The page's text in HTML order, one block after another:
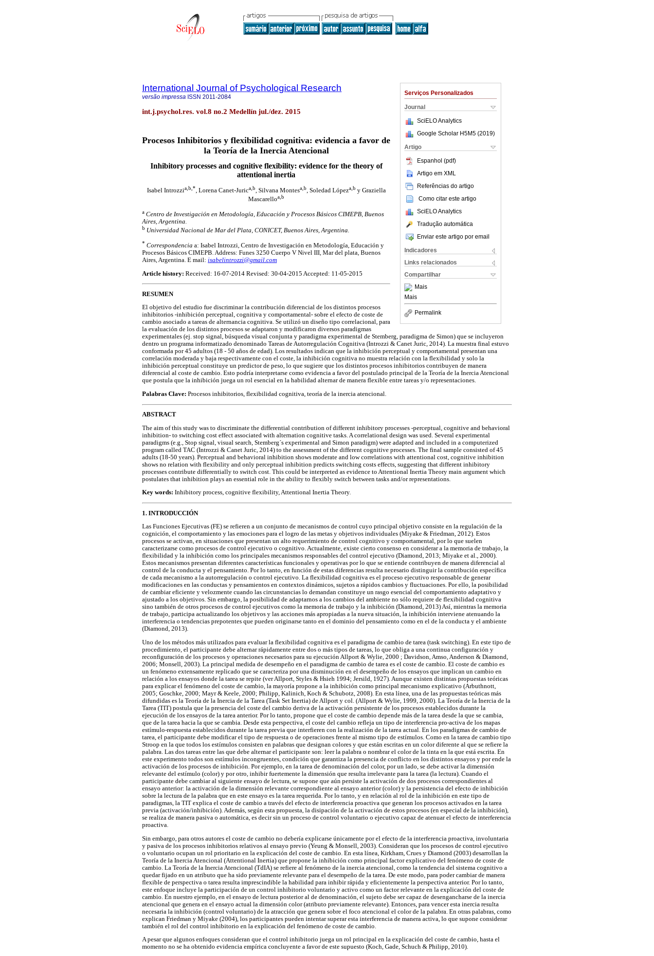
Serviços Personalizados
Journal
SciELO Analytics
Google Scholar H5M5 (2019)
Artigo
Espanhol (pdf)
Artigo em XML
Referências do artigo
Como citar este artigo
SciELO Analytics
Tradução automática
Enviar este artigo por email
Indicadores
Links relacionados
Compartilhar
Mais
Mais
Permalink
International Journal of Psychological Research
versão impressa ISSN 2011-2084
int.j.psychol.res. vol.8 no.2 Medellín jul./dez. 2015
Procesos Inhibitorios y flexibilidad cognitiva: evidencia a favor de
la Teoría de la Inercia Atencional
Inhibitory processes and cognitive flexibility: evidence for the theory of
attentional inertia
Isabel Introzzia,b,*, Lorena Canet-Jurica,b, Silvana Montesa,b, Soledad Lópeza,b y Graziella
Mascarelloa,b
a Centro de Investigación en Metodología, Educación y Procesos Básicos CIMEPB, Buenos
Aires, Argentina.
b Universidad Nacional de Mar del Plata, CONICET, Buenos Aires, Argentina.
* Correspondencia a: Isabel Introzzi, Centro de Investigación en Metodología, Educación y
Procesos Básicos CIMEPB. Address: Funes 3250 Cuerpo V Nivel III, Mar del plata, Buenos
Aires, Argentina. E mail: isabelintrozzi@gmail.com
Article history: Received: 16-07-2014 Revised: 30-04-2015 Accepted: 11-05-2015
RESUMEN
El objetivo del estudio fue discriminar la contribución diferencial de los distintos procesos
inhibitorios -inhibición perceptual, cognitiva y comportamental- sobre el efecto de coste de
cambio asociado a tareas de alternancia cognitiva. Se utilizó un diseño tipo correlacional, para
la evaluación de los distintos procesos se adaptaron y modificaron diversos paradigmas
experimentales (ej. stop signal, búsqueda visual conjunta y paradigma experimental de Stemberg, paradigma de Simon) que se incluyeron
dentro un programa informatizado denominado Tareas de Autorregulación Cognitiva (Introzzi & Canet Juric, 2014). La muestra final estuvo
conformada por 45 adultos (18 - 50 años de edad). Los resultados indican que la inhibición perceptual y comportamental presentan una
correlación moderada y baja respectivamente con el coste, la inhibición cognitiva no muestra relación con la flexibilidad y solo la
inhibición perceptual constituye un predictor de peso, lo que sugiere que los distintos procesos inhibitorios contribuyen de manera
diferencial al coste de cambio. Esto podría interpretarse como evidencia a favor del postulado principal de la Teoría de la Inercia Atencional
que postula que la inhibición juega un rol esencial en la habilidad alternar de manera flexible entre tareas y/o representaciones.
Palabras Clave: Procesos inhibitorios, flexibilidad cognitiva, teoría de la inercia atencional.
ABSTRACT
The aim of this study was to discriminate the differential contribution of different inhibitory processes -perceptual, cognitive and behavioral
inhibition- to switching cost effect associated with alternation cognitive tasks. A correlational design was used. Several experimental
paradigms (e.g., Stop signal, visual search, Stemberg´s experimental and Simon paradigm) were adapted and included in a computerized
program called TAC (Introzzi & Canet Juric, 2014) to the assessment of the different cognitive processes. The final sample consisted of 45
adults (18-50 years). Perceptual and behavioral inhibition shows moderate and low correlations with attentional cost, cognitive inhibition
shows no relation with flexibility and only perceptual inhibition predicts switching costs effects, suggesting that different inhibitory
processes contribute differentially to switch cost. This could be interpreted as evidence to Attentional Inertia Theory main argument which
postulates that inhibition plays an essential role in the ability to flexibly switch between tasks and/or representations.
Key words: Inhibitory process, cognitive flexibility, Attentional Inertia Theory.
1. INTRODUCCIÓN
Las Funciones Ejecutivas (FE) se refieren a un conjunto de mecanismos de control cuyo principal objetivo consiste en la regulación de la
cognición, el comportamiento y las emociones para el logro de las metas y objetivos individuales (Miyake & Friedman, 2012). Estos
procesos se activan, en situaciones que presentan un alto requerimiento de control cognitivo y comportamental, por lo que suelen
caracterizarse como procesos de control ejecutivo o cognitivo. Actualmente, existe cierto consenso en considerar a la memoria de trabajo, la
flexibilidad y la inhibición como los principales mecanismos responsables del control ejecutivo (Diamond, 2013; Miyake et al., 2000).
Estos mecanismos presentan diferentes características funcionales y operativas por lo que se entiende contribuyen de manera diferencial al
control de la conducta y el pensamiento. Por lo tanto, en función de estas diferencias resulta necesario distinguir la contribución específica
de cada mecanismo a la autorregulación o control ejecutivo. La flexibilidad cognitiva es el proceso ejecutivo responsable de generar
modificaciones en las conductas y pensamientos en contextos dinámicos, sujetos a rápidos cambios y fluctuaciones. Por ello, la posibilidad
de cambiar eficiente y velozmente cuando las circunstancias lo demandan constituye un rasgo esencial del comportamiento adaptativo y
ajustado a los objetivos. Sin embargo, la posibilidad de adaptarnos a los cambios del ambiente no sólo requiere de flexibilidad cognitiva
sino también de otros procesos de control ejecutivos como la memoria de trabajo y la inhibición (Diamond, 2013) Así, mientras la memoria
de trabajo, participa actualizando los objetivos y las acciones más apropiadas a la nueva situación, la inhibición interviene atenuando la
interferencia o tendencias prepotentes que pueden originarse tanto en el dominio del pensamiento como en el de la conducta y el ambiente
(Diamond, 2013).
Uno de los métodos más utilizados para evaluar la flexibilidad cognitiva es el paradigma de cambio de tarea (task switching). En este tipo de
procedimiento, el participante debe alternar rápidamente entre dos o más tipos de tareas, lo que obliga a una continua configuración y
reconfiguración de los procesos y operaciones necesarios para su ejecución Allport & Wylie, 2000 ; Davidson, Amso, Anderson & Diamond,
2006; Monsell, 2003). La principal medida de desempeño en el paradigma de cambio de tarea es el coste de cambio. El coste de cambio es
un fenómeno extensamente replicado que se caracteriza por una disminución en el desempeño de los ensayos que implican un cambio en
relación a los ensayos donde la tarea se repite (ver Allport, Styles & Hsieh 1994; Jersild, 1927). Aunque existen distintas propuestas teóricas
para explicar el fenómeno del coste de cambio, la mayoría propone a la inhibición como principal mecanismo explicativo (Arbuthnott,
2005; Goschke, 2000; Mayr & Keele, 2000; Philipp, Kalinich, Koch & Schubotz, 2008). En esta línea, una de las propuestas teóricas más
difundidas es la Teoría de la Inercia de la Tarea (Task Set Inertia) de Allport y col. (Allport & Wylie, 1999, 2000). La Teoría de la Inercia de la
Tarea (TIT) postula que la presencia del coste del cambio deriva de la activación persistente de los procesos establecidos durante la
ejecución de los ensayos de la tarea anterior. Por lo tanto, propone que el coste de cambio depende más de la tarea desde la que se cambia,
que de la tarea hacia la que se cambia. Desde esta perspectiva, el coste del cambio refleja un tipo de interferencia pro-activa de los mapas
estímulo-respuesta establecidos durante la tarea previa que interfieren con la realización de la tarea actual. En los paradigmas de cambio de
tarea, el participante debe modificar el tipo de respuesta o de operaciones frente al mismo tipo de estímulos. Como en la tarea de cambio tipo
Stroop en la que todos los estímulos consisten en palabras que designan colores y que están escritas en un color diferente al que se refiere la
palabra. Las dos tareas entre las que debe alternar el participante son: leer la palabra o nombrar el color de la tinta en la que está escrita. En
este experimento todos son estímulos incongruentes, condición que garantiza la presencia de conflicto en los distintos ensayos y por ende la
activación de los procesos de inhibición. Por ejemplo, en la tarea de denominación del color, por un lado, se debe activar la dimensión
relevante del estímulo (color) y por otro, inhibir fuertemente la dimensión que resulta irrelevante para la tarea (la lectura). Cuando el
participante debe cambiar al siguiente ensayo de lectura, se supone que aún persiste la activación de dos procesos correspondientes al
ensayo anterior: la activación de la dimensión relevante correspondiente al ensayo anterior (color) y la persistencia del efecto de inhibición
sobre la lectura de la palabra que en este ensayo es la tarea requerida. Por lo tanto, y en relación al rol de la inhibición en este tipo de
paradigmas, la TIT explica el coste de cambio a través del efecto de interferencia proactiva que generan los procesos activados en la tarea
previa (activación/inhibición). Además, según esta propuesta, la disipación de la activación de estos procesos (en especial de la inhibición),
se realiza de manera pasiva o automática, es decir sin un proceso de control voluntario o ejecutivo capaz de atenuar el efecto de interferencia
proactiva.
Sin embargo, para otros autores el coste de cambio no debería explicarse únicamente por el efecto de la interferencia proactiva, involuntaria
y pasiva de los procesos inhibitorios relativos al ensayo previo (Yeung & Monsell, 2003). Consideran que los procesos de control ejecutivo
o voluntario ocupan un rol prioritario en la explicación del coste de cambio. En esta línea, Kirkham, Crues y Diamond (2003) desarrollan la
Teoría de la Inercia Atencional (Attentional Inertia) que propone la inhibición como principal factor explicativo del fenómeno de coste de
cambio. La Teoría de la Inercia Atencional (TdIA) se refiere al fenómeno de la inercia atencional, como la tendencia del sistema cognitivo a
quedar fijado en un atributo que ha sido previamente relevante para el desempeño de la tarea. De este modo, para poder cambiar de manera
flexible de perspectiva o tarea resulta imprescindible la habilidad para inhibir rápida y eficientemente la perspectiva anterior. Por lo tanto,
este enfoque incluye la participación de un control inhibitorio voluntario y activo como un factor relevante en la explicación del coste de
cambio. En nuestro ejemplo, en el ensayo de lectura posterior al de denominación, el sujeto debe ser capaz de desengancharse de la inercia
atencional que genera en el ensayo actual la dimensión color (atributo previamente relevante). Entonces, para vencer esta inercia resulta
necesaria la inhibición (control voluntario) de la atracción que genera sobre el foco atencional el color de la palabra. En otras palabras, como
explican Friedman y Miyake (2004), los participantes pueden intentar superar esta interferencia de manera activa, lo que supone considerar
también el rol del control inhibitorio en la explicación del fenómeno de coste de cambio.
A pesar que algunos enfoques consideran que el control inhibitorio juega un rol principal en la explicación del coste de cambio, hasta el
momento no se ha obtenido evidencia empírica concluyente a favor de este supuesto (Koch, Gade, Schuch & Philipp, 2010).